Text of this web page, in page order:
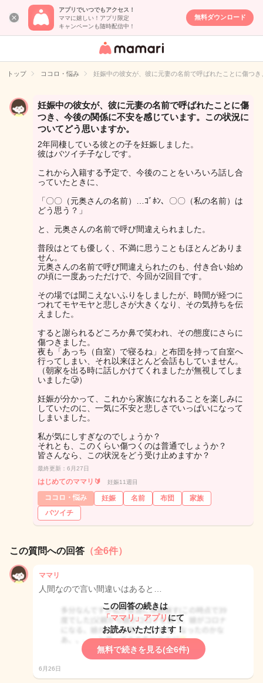
アプリでいつでもアクセス！
ママに嬉しい！アプリ限定
キャンペーンも随時配信中！
無料ダウンロード
女性専用匿名QA
イト
トップ ココロ・悩み 妊娠中の彼女が、彼に元妻の名前で呼ばれたことに傷つ
妊娠中の彼女が、彼に元妻の名前で呼ばれたことに傷
つき、今後の関係に不安を感じています。この状況に
ついてどう思いますか。
2年同棲している彼との子を妊娠しました。
彼はバツイチ子なしです。
これから入籍する予定で、今後のことをいろいろ話し合
っていたときに、
「〇〇（元奥さんの名前）…ｺﾞﾎﾝ、〇〇（私の名前）は
どう思う？」
と、元奥さんの名前で呼び間違えられました。
普段はとても優しく、不満に思うこともほとんどありま
せん。
元奥さんの名前で呼び間違えられたのも、付き合い始め
の頃に一度あっただけで、今回が2回目です。
その場では聞こえないふりをしましたが、時間が経つに
つれてモヤモヤと悲しさが大きくなり、その気持ちを伝
えました。
すると謝られるどころか鼻で笑われ、その態度にさらに
傷つきました。
夜も「あっち（自室）で寝るね」と布団を持って自室へ
行ってしまい、それ以来ほとんど会話もしていません。
（朝家を出る時に話しかけてくれましたが無視してしま
いました🥲）
妊娠が分かって、これから家族になれることを楽しみに
していたのに、一気に不安と悲しさでいっぱいになって
しまいました。
私が気にしすぎなのでしょうか？
それとも、このくらい傷つくのは普通でしょうか？
皆さんなら、この状況をどう受け止めますか？
最終更新：6月27日
はじめてのママリ🔰 妊娠11週目
ココロ・悩み 妊娠 名前 布団
家族
バツイチ
この質問への回答 （全6件）
ママリ
人間なので言い間違いはあると…
この回答の続きは
「ママリ」アプリ にて
お読みいただけます！
無料で続きを見る(全6件)
6月26日